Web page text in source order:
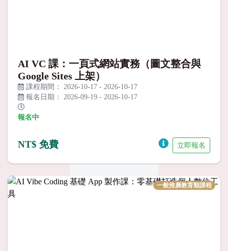
AI VC 課：一頁式網站實務（圖文整合與
Google Sites 上架）
課程期間： 2026-10-17 - 2026-10-17
報名日期： 2026-09-19 - 2026-10-17
報名中
NT$ 免費 立即報名
一般推廣教育類課程